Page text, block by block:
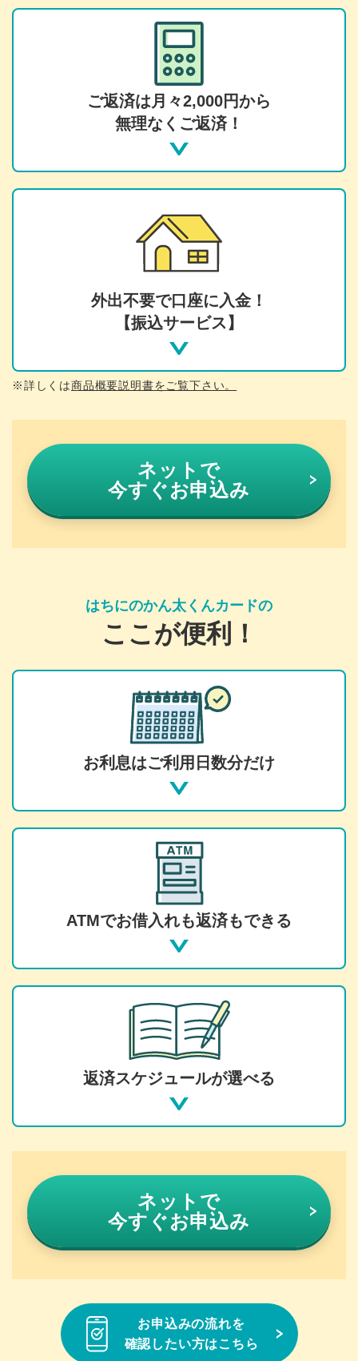
ご返済は月々2,000円から
無理なくご返済！
外出不要で口座に入金！
【振込サービス】
※詳しくは商品概要説明書をご覧下さい。
ネットで
今すぐお申込み
はちにのかん太くんカードの
ここが便利！
お利息はご利用日数分だけ
ATMでお借入れも返済もできる
返済スケジュールが選べる
ネットで
今すぐお申込み
お申込みの流れを
確認したい方はこちら